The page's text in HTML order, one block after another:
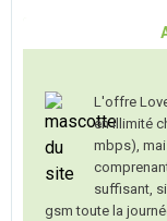
L'offre
en illimité
mbps),
suffisant,
gsm toute la